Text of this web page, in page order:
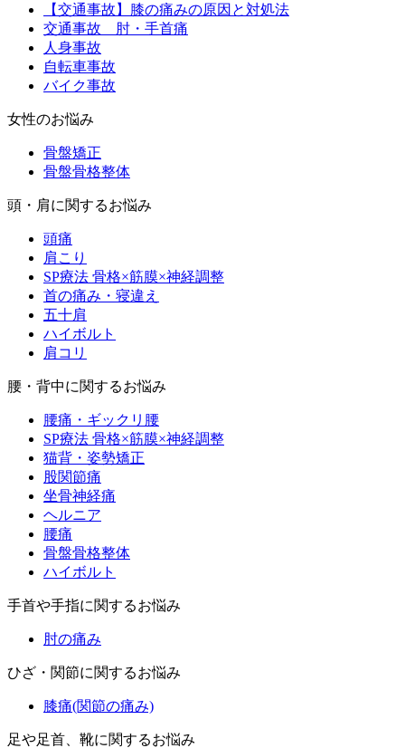
【交通事故】膝の痛みの原因と対処法
交通事故 肘・手首痛
人身事故
自転車事故
バイク事故
女性のお悩み
骨盤矯正
骨盤骨格整体
頭・肩に関するお悩み
頭痛
肩こり
SP療法 骨格×筋膜×神経調整
首の痛み・寝違え
五十肩
ハイボルト
肩コリ
腰・背中に関するお悩み
腰痛・ギックリ腰
SP療法 骨格×筋膜×神経調整
猫背・姿勢矯正
股関節痛
坐骨神経痛
ヘルニア
腰痛
骨盤骨格整体
ハイボルト
手首や手指に関するお悩み
肘の痛み
ひざ・関節に関するお悩み
膝痛(関節の痛み)
足や足首、靴に関するお悩み